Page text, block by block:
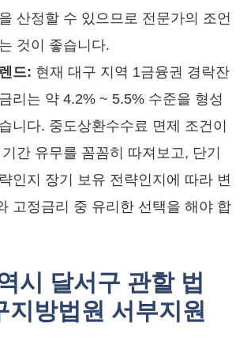
산정할 수 있으므로 전문가의 조언
것이 좋습니다.
드: 현재 대구 지역 1금융권 경락잔
리는 약 4.2% ~ 5.5% 수준을 형성
니다. 중도상환수수료 면제 조건이
간 유무를 꼼꼼히 따져보고, 단기
인지 장기 보유 전략인지에 따라 변
고정금리 중 유리한 선택을 해야 합
시 달서구 관할 법
지방법원 서부지원